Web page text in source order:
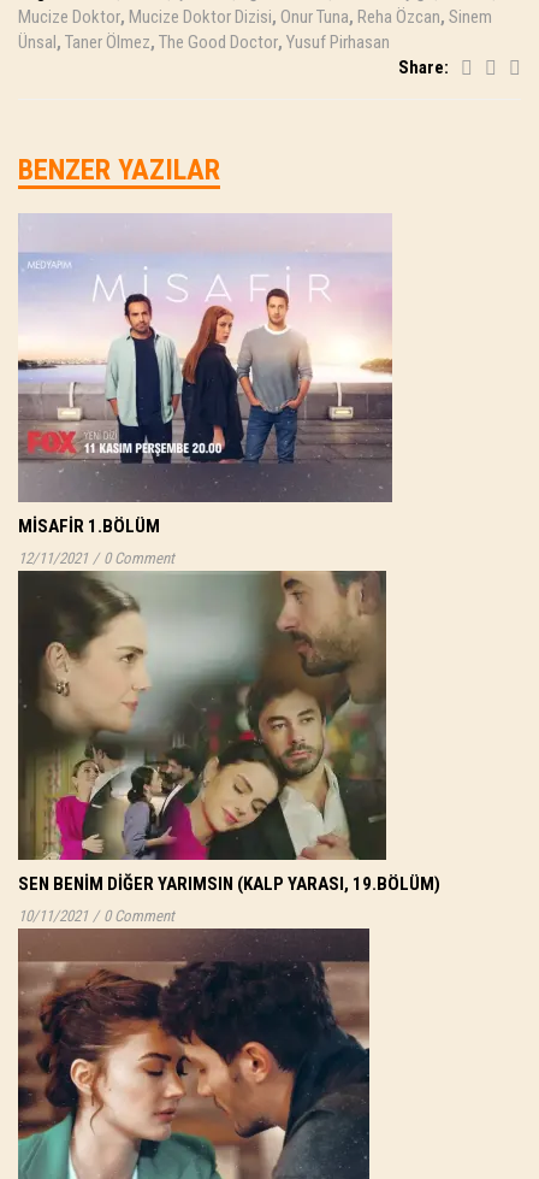
Mucize Doktor, Mucize Doktor Dizisi, Onur Tuna, Reha Özcan, Sinem
Ünsal, Taner Ölmez, The Good Doctor, Yusuf Pirhasan
Share:
BENZER YAZILAR
MISAFIR 1.BÖLÜM
12/11/2021 / 0 Comment
SEN BENIM DIĞER YARIMSIN (KALP YARASI, 19.BÖLÜM)
10/11/2021 / 0 Comment